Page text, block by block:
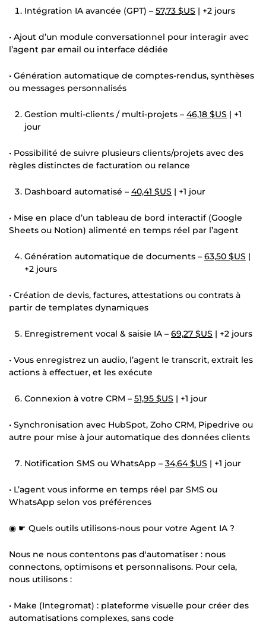
Intégration IA avancée (GPT) – 57,73 $US | +2 jours
• Ajout d’un module conversationnel pour interagir avec
l’agent par email ou interface dédiée
• Génération automatique de comptes-rendus, synthèses
ou messages personnalisés
Gestion multi-clients / multi-projets – 46,18 $US | +1
jour
• Possibilité de suivre plusieurs clients/projets avec des
règles distinctes de facturation ou relance
Dashboard automatisé – 40,41 $US | +1 jour
• Mise en place d’un tableau de bord interactif (Google
Sheets ou Notion) alimenté en temps réel par l’agent
Génération automatique de documents – 63,50 $US |
+2 jours
• Création de devis, factures, attestations ou contrats à
partir de templates dynamiques
Enregistrement vocal & saisie IA – 69,27 $US | +2 jours
• Vous enregistrez un audio, l’agent le transcrit, extrait les
actions à effectuer, et les exécute
Connexion à votre CRM – 51,95 $US | +1 jour
• Synchronisation avec HubSpot, Zoho CRM, Pipedrive ou
autre pour mise à jour automatique des données clients
Notification SMS ou WhatsApp – 34,64 $US | +1 jour
• L’agent vous informe en temps réel par SMS ou
WhatsApp selon vos préférences
◉ ☛ Quels outils utilisons-nous pour votre Agent IA ?
Nous ne nous contentons pas d'automatiser : nous
connectons, optimisons et personnalisons. Pour cela,
nous utilisons :
• Make (Integromat) : plateforme visuelle pour créer des
automatisations complexes, sans code